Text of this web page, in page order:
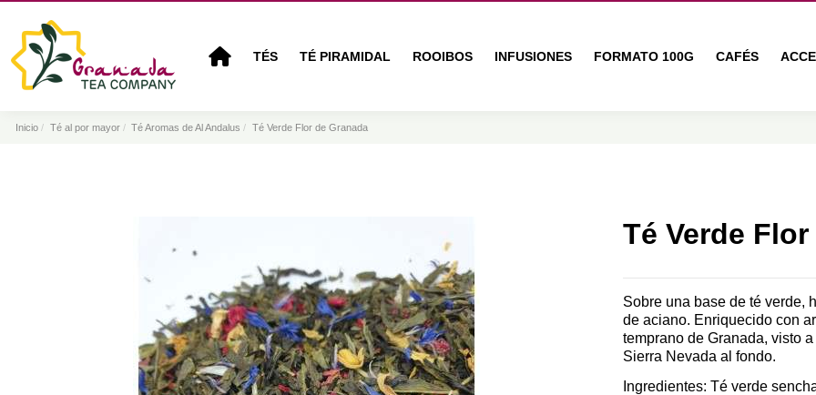
TÉS TÉ PIRAMIDAL ROOIBOS INFUSIONES FORMATO 100G CAFÉS
Inicio Té al por mayor Té Aromas de Al Andalus Té Verde Flor de Granada
Té Verde
Sobre una base de té verde,
de aciano. Enriquecido con
temprano de Granada, visto
Sierra Nevada al fondo.
Ingredientes: Té verde